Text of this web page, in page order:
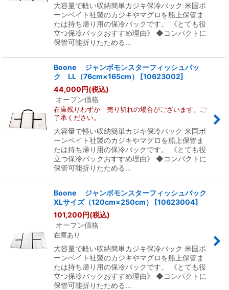
大容量で軽い収納簡単カジキ保冷バック 米国ボ
ーンベイト社製のカジキやマグロを船上保管ま
たは持ち帰り用の保冷バックです。 《とても役
立つ保冷バックおすすめ理由》 ◆コンパクトに
保管可能折りたためる…
Boone ジャンボモンスターフィッシュバッ
ク LL（76cm×165cm）
[10623002]
44,000円(税込)
オープン価格
在庫残りわずか 売り切れの場合がございます。ご
了承ください。
大容量で軽い収納簡単カジキ保冷バック 米国ボ
ーンベイト社製のカジキやマグロを船上保管ま
たは持ち帰り用の保冷バックです。 《とても役
立つ保冷バックおすすめ理由》 ◆コンパクトに
保管可能折りたためる…
Boone ジャンボモンスターフィッシュバック
XLサイズ（120cm×250cm）
[10623004]
101,200円(税込)
オープン価格
在庫あり
大容量で軽い収納簡単カジキ保冷バック 米国ボ
ーンベイト社製のカジキやマグロを船上保管ま
たは持ち帰り用の保冷バックです。 《とても役
立つ保冷バックおすすめ理由》 ◆コンパクトに
保管可能折りたためる…